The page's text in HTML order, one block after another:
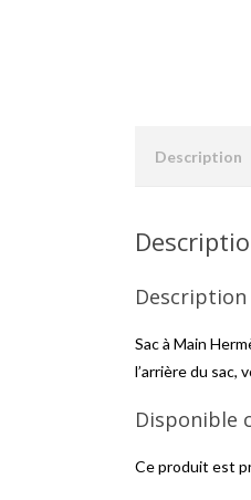
Description
Sac à Main
l’arrière du sac,
Disponible
Ce produit est